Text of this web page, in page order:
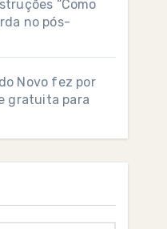
“Como
no pós-
Novo fez por
gratuita para